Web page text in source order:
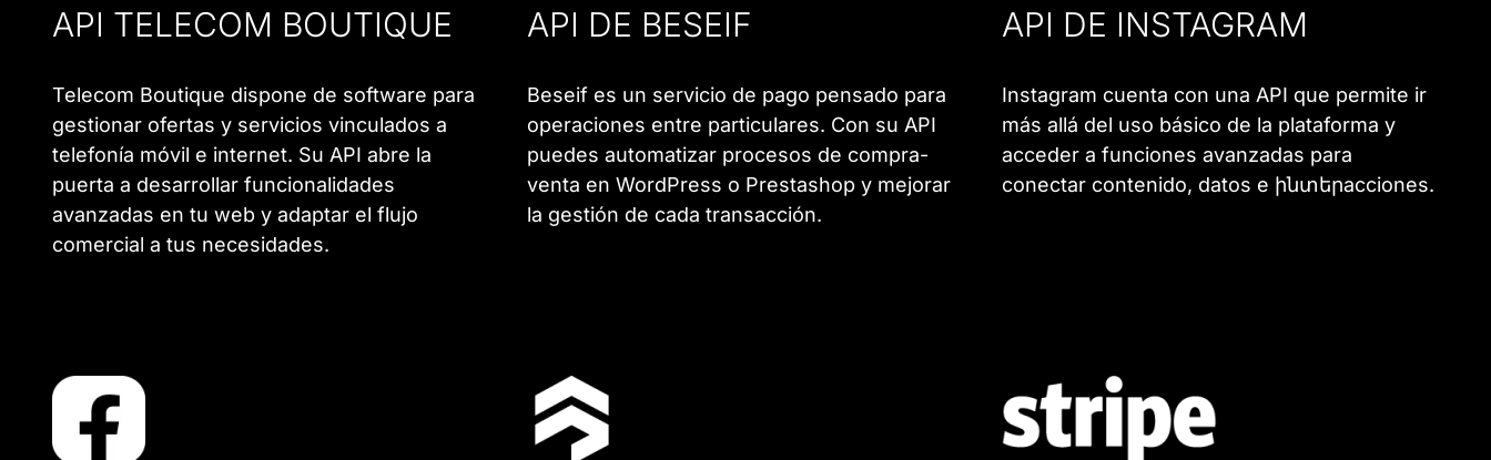
API TELECOM BOUTIQUE
Telecom Boutique dispone de software para
gestionar ofertas y servicios vinculados a
telefonía móvil e internet. Su API abre la
puerta a desarrollar funcionalidades
avanzadas en tu web y adaptar el flujo
comercial a tus necesidades.
API DE BESEIF
Beseif es un servicio de pago pensado para
operaciones entre particulares. Con su API
puedes automatizar procesos de compra-
venta en WordPress o Prestashop y mejorar
la gestión de cada transacción.
API DE INSTAGRAM
Instagram cuenta con una API que permite ir
más allá del uso básico de la plataforma y
acceder a funciones avanzadas para
conectar contenido, datos e ինտերacciones.